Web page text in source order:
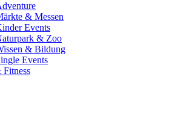
& Messen
Events
& Zoo
& Bildung
Events
Fitness